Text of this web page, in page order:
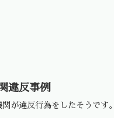
違反事例
が違反行為をしたそうです。